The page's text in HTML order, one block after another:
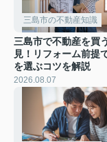
三島市の不動産知識
三島市で不動産を買
見！リフォーム前提
を選ぶコツを解説
2026.08.07